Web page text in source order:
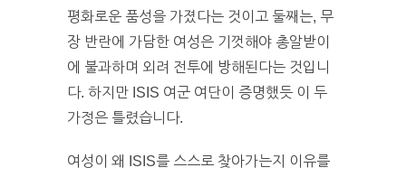
평화로운 품성을 가졌다는 것이고 둘째는, 무
장 반란에 가담한 여성은 기껏해야 총알받이
에 불과하며 외려 전투에 방해된다는 것입니
다. 하지만 ISIS 여군 여단이 증명했듯 이 두
가정은 틀렸습니다.
여성이 왜 ISIS를 스스로 찾아가는지 이유를